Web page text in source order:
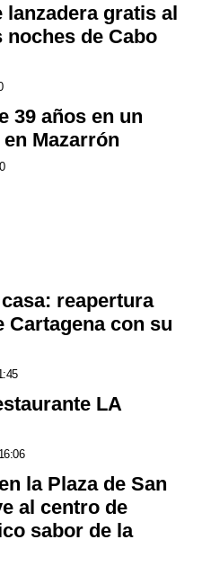
lanzadera gratis al
de Cabo
39 años en un
Mazarrón
reapertura
Cartagena con su
LA
la Plaza de San
al centro de
sabor de la